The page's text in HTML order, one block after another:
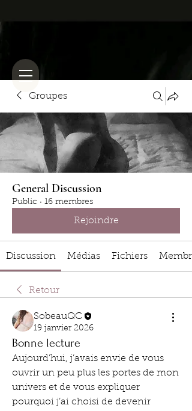
Groupes
General Discussion
Public · 16 membres
Rejoindre
Discussion Médias Fichiers
Retour
SobeauQC
19 janvier 2026
Bonne lecture
Aujourd’hui, j’avais envie de vous
ouvrir un peu plus les portes de mon
univers et de vous expliquer
pourquoi j’ai choisi de devenir